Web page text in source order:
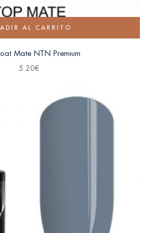
AL CARRITO
Mate NTN Premium
5.20€